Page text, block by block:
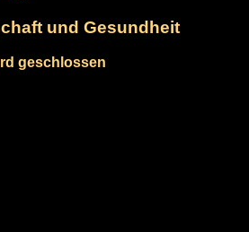
und Gesundheit
geschlossen